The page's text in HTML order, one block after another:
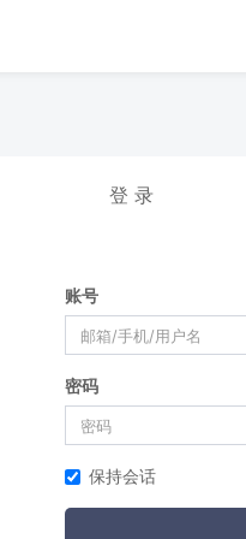
登 录
账号
密码
保持会话